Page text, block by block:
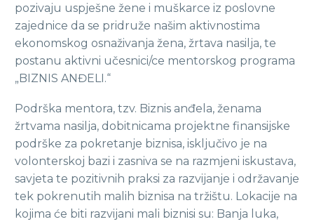
pozivaju uspješne žene i muškarce iz poslovne
zajednice da se pridruže našim aktivnostima
ekonomskog osnaživanja žena, žrtava nasilja, te
postanu aktivni učesnici/ce mentorskog programa
„BIZNIS ANĐELI.“
Podrška mentora, tzv. Biznis anđela, ženama
žrtvama nasilja, dobitnicama projektne finansijske
podrške za pokretanje biznisa, isključivo je na
volonterskoj bazi i zasniva se na razmjeni iskustava,
savjeta te pozitivnih praksi za razvijanje i održavanje
tek pokrenutih malih biznisa na tržištu. Lokacije na
kojima će biti razvijani mali biznisi su: Banja luka,